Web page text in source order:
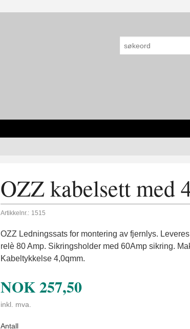
OZZ kabelsett med
Artikkelnr.: 1515
OZZ Ledningssats for montering av fjernlys.
relè 80 Amp. Sikringsholder med 60Amp sikring.
Kabeltykkelse 4,0qmm.
NOK257,50
inkl. mva.
Antall